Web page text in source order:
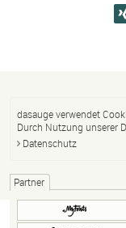
dasauge verwendet
Durch Nutzung unserer
Datenschutz
Partner